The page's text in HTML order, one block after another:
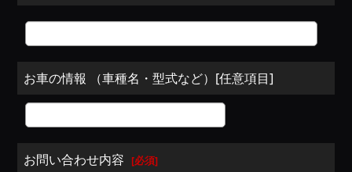
お車の情報 （車種名・型式など）[任意項目]
お問い合わせ内容 [必須]